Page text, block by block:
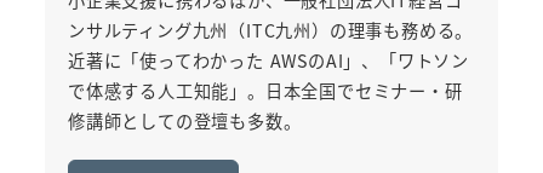
ンサルティング九州（ITC九州）の理事も務める。
近著に「使ってわかった AWSのAI」、「ワトソン
で体感する人工知能」。日本全国でセミナー・研
修講師としての登壇も多数。